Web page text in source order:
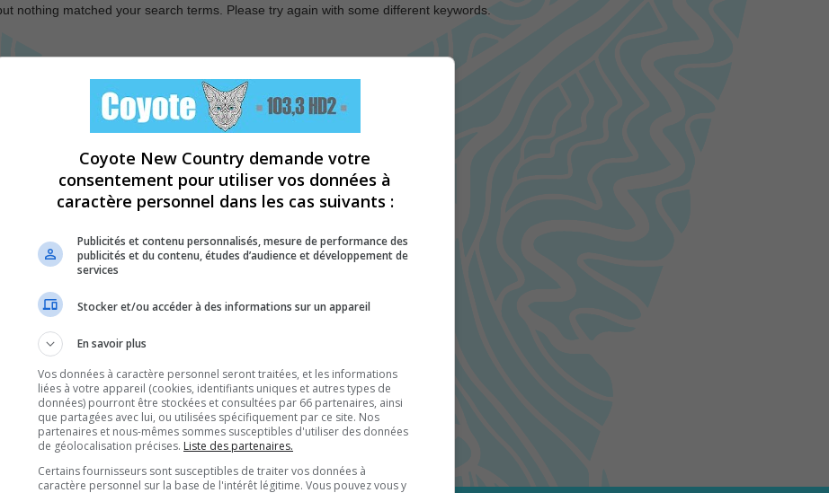
nothing matched your search terms. Please try again with some different keywords.
Coyote New Country demande votre
consentement pour utiliser vos données à
caractère personnel dans les cas suivants :
Publicités et contenu personnalisés, mesure de performance des
publicités et du contenu, études d’audience et développement de
services
Stocker et/ou accéder à des informations sur un appareil
En savoir plus
Vos données à caractère personnel seront traitées, et les informations
liées à votre appareil (cookies, identifiants uniques et autres types de
données) pourront être stockées et consultées par 66 partenaires, ainsi
que partagées avec lui, ou utilisées spécifiquement par ce site. Nos
partenaires et nous-mêmes sommes susceptibles d'utiliser des données
de géolocalisation précises. Liste des partenaires.
Certains fournisseurs sont susceptibles de traiter vos données à
caractère personnel sur la base de l'intérêt légitime. Vous pouvez vous y